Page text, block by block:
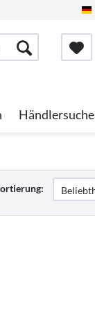
Händlersuche